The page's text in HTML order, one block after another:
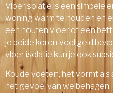
Vloerisolatie is een simpele
woning warm te houden en
een houten vloer of een
je beide keren veel geld
vloer isolatie kun je ook
Koude voeten, het vormt
het gevoel van